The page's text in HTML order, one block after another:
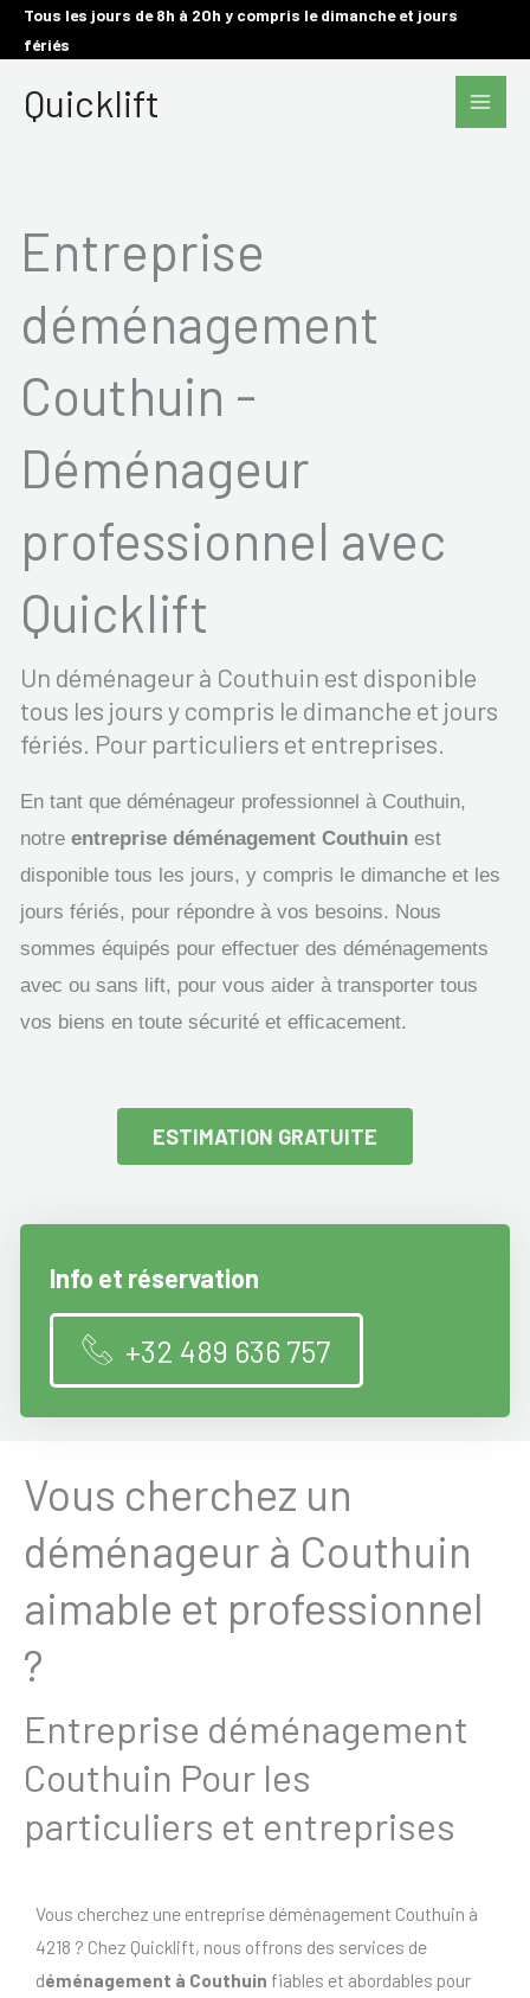
AllerTous les jours de 8h à 20h y compris le dimanche et jours
fériés
Quicklift
Main
Entreprise
déménagement
Couthuin -
Déménageur
professionnel avec
Quicklift
Un déménageur à Couthuin est disponible
tous les jours y compris le dimanche et jours
fériés. Pour particuliers et entreprises.
En tant que déménageur professionnel à Couthuin,
notre entreprise déménagement Couthuin est
disponible tous les jours, y compris le dimanche et les
jours fériés, pour répondre à vos besoins. Nous
sommes équipés pour effectuer des déménagements
avec ou sans lift, pour vous aider à transporter tous
vos biens en toute sécurité et efficacement.
ESTIMATION GRATUITE
Info et réservation
+32 489 636 757
Vous cherchez un
déménageur à Couthuin
aimable et professionnel
?
Entreprise déménagement
Couthuin Pour les
particuliers et entreprises
Vous cherchez une entreprise déménagement Couthuin à
4218 ? Chez Quicklift, nous offrons des services de
déménagement à Couthuin fiables et abordables pour